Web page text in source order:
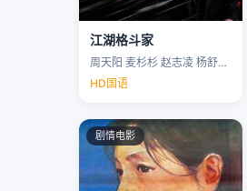
江湖格斗家
周天阳 麦杉杉 赵志凌 杨舒米 …
HD国语
剧情电影